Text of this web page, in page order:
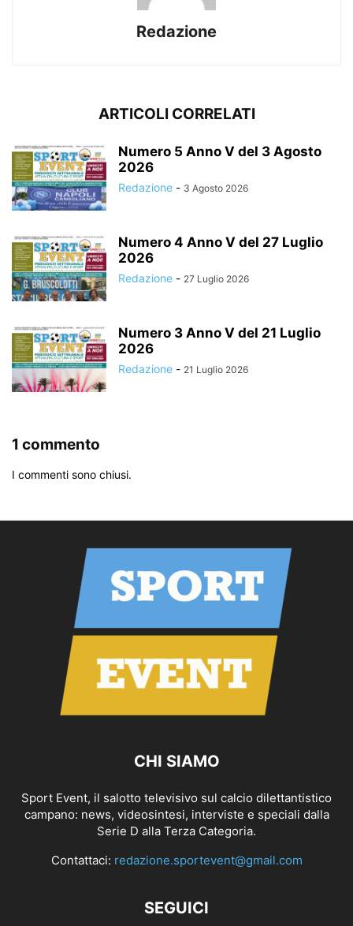
Redazione
ARTICOLI CORRELATI
Numero 5 Anno V del 3 Agosto
2026
Redazione - 3 Agosto 2026
Numero 4 Anno V del 27 Luglio
2026
Redazione - 27 Luglio 2026
Numero 3 Anno V del 21 Luglio
2026
Redazione - 21 Luglio 2026
1 commento
I commenti sono chiusi.
CHI SIAMO
Sport Event, il salotto televisivo sul calcio dilettantistico
campano: news, videosintesi, interviste e speciali dalla
Serie D alla Terza Categoria.
Contattaci: redazione.sportevent@gmail.com
SEGUICI